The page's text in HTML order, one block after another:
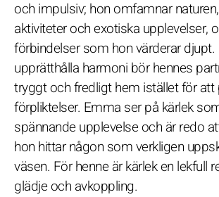
och impulsiv; hon omfamnar
aktiviteter och exotiska upplevelser,
förbindelser som hon värderar djupt.
upprätthålla harmoni bör hennes
tryggt och fredligt hem istället för att
förpliktelser. Emma ser på kärlek
spännande upplevelse och är redo
hon hittar någon som verkligen
väsen. För henne är kärlek en lekfull
glädje och avkoppling.